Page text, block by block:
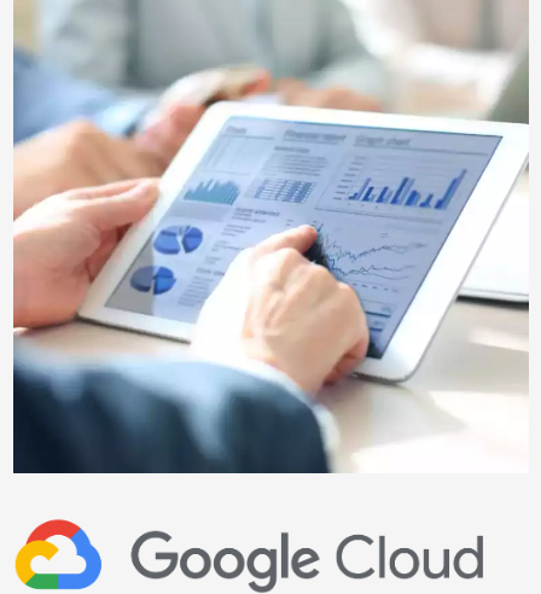
Image